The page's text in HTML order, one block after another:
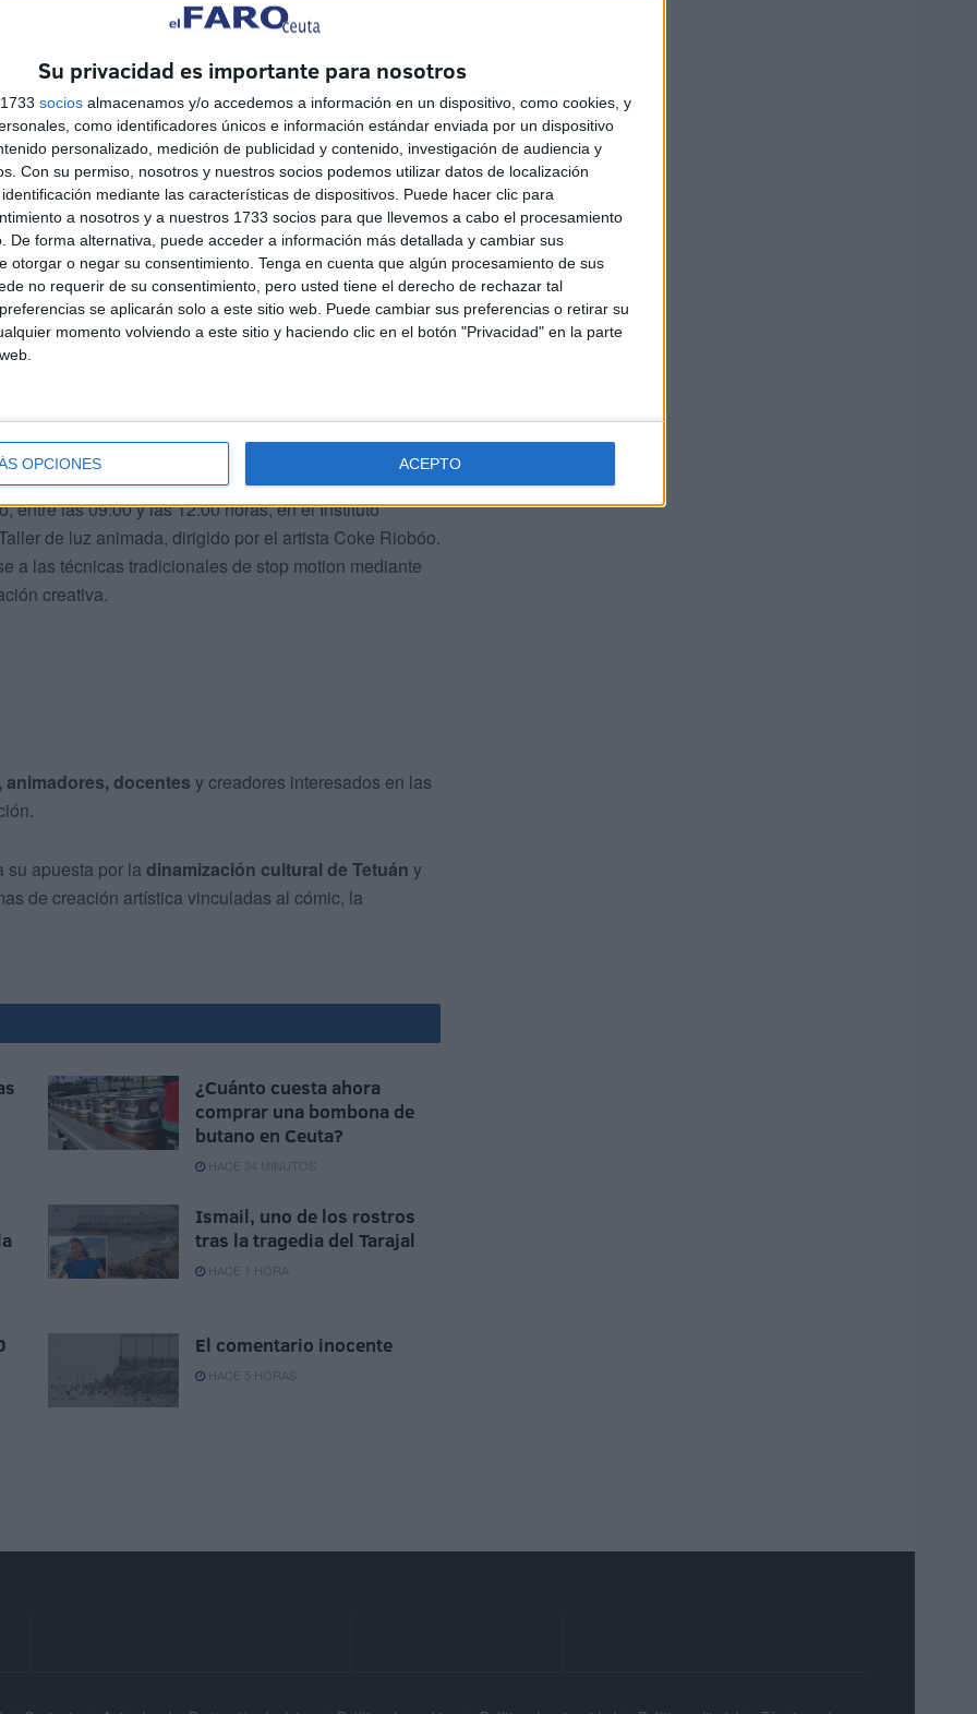
Su privacidad es importante para nosotros
socios almacenamos y/o accedemos a información en un dispositivo, como cookies, y
como identificadores únicos e información estándar enviada por un dispositivo
personalizado, medición de publicidad y contenido, investigación de audiencia y
Con su permiso, nosotros y nuestros socios podemos utilizar datos de localización
mediante las características de dispositivos. Puede hacer clic para
a nosotros y a nuestros 1733 socios para que llevemos a cabo el procesamiento
De forma alternativa, puede acceder a información más detallada y cambiar sus
otorgar o negar su consentimiento. Tenga en cuenta que algún procesamiento de sus
no requerir de su consentimiento, pero usted tiene el derecho de rechazar tal
se aplicarán solo a este sitio web. Puede cambiar sus preferencias o retirar su
momento volviendo a este sitio y haciendo clic en el botón "Privacidad" en la parte
OPCIONES ACEPTO
de Tetuán acogerá una exposición cuya
Españolacogerá la proyección de la película ‘El sueño
feminista de Rokeya Hossain publicado en 1905 en
viaja a Ahmedabad y descubre un
papel de la mujer en la sociedad. La entrada será
entre las 09:00 y las 12:00 horas, en el Instituto
de luz animada, dirigido por el artista Coke Riobóo.
a las técnicas tradicionales de stop motion mediante
creativa.
docentes y creadores interesados en las
su apuesta por la dinamización cultural de Tetuán y
de creación artística vinculadas al cómic, la
¿Cuánto cuesta ahora
comprar una bombona de
butano en Ceuta?
HACE 34 MINUTOS
Ismail, uno de los rostros
tras la tragedia del Tarajal
HACE 1 HORA
El comentario inocente
HACE 5 HORAS